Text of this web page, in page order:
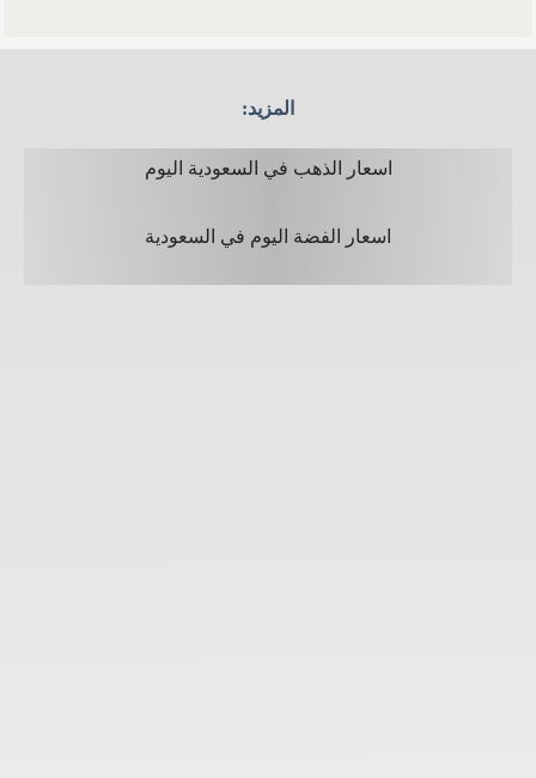
المزيد:
اسعار الذهب في السعودية​ اليوم
اسعار الفضة اليوم في السعودية